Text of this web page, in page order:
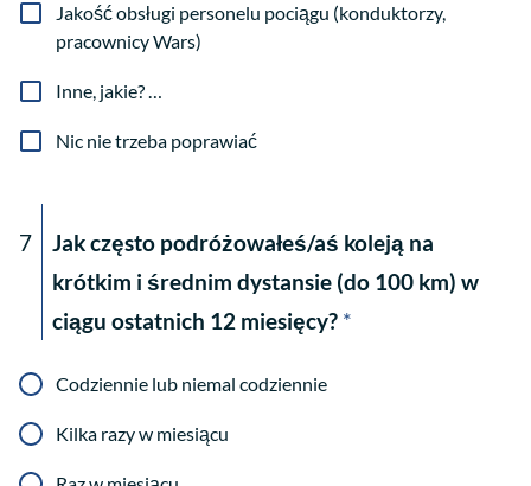
Jakość obsługi personelu pociągu (konduktorzy,
pracownicy Wars)
Inne, jakie? …
Nic nie trzeba poprawiać
7
Jak często podróżowałeś/aś koleją na
krótkim i średnim dystansie (do 100 km) w
ciągu ostatnich 12 miesięcy? *
Codziennie lub niemal codziennie
Kilka razy w miesiącu